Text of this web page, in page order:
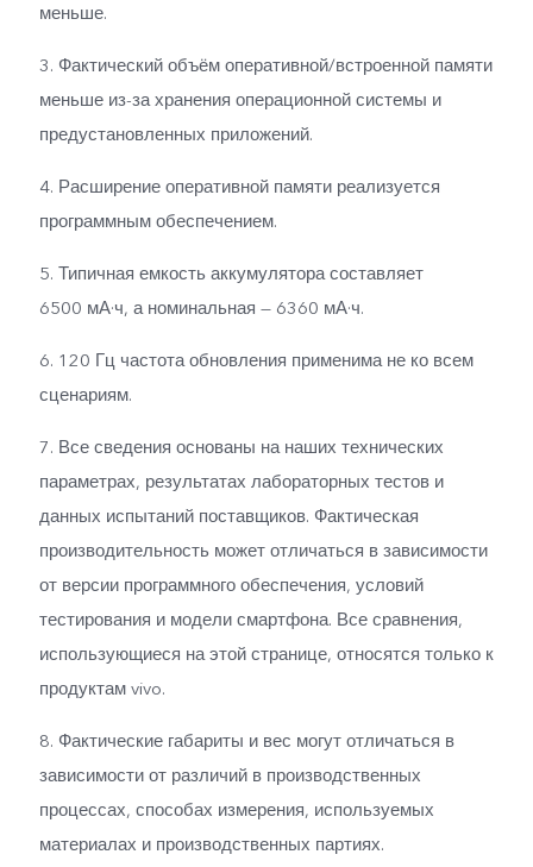
меньше.
3. Фактический объём оперативной/встроенной памяти
меньше из-за хранения операционной системы и
предустановленных приложений.
4. Расширение оперативной памяти реализуется
программным обеспечением.
5. Типичная емкость аккумулятора составляет
6500 мА·ч, а номинальная — 6360 мА·ч.
6. 120 Гц частота обновления применима не ко всем
сценариям.
7. Все сведения основаны на наших технических
параметрах, результатах лабораторных тестов и
данных испытаний поставщиков. Фактическая
производительность может отличаться в зависимости
от версии программного обеспечения, условий
тестирования и модели смартфона. Все сравнения,
использующиеся на этой странице, относятся только к
продуктам vivo.
8. Фактические габариты и вес могут отличаться в
зависимости от различий в производственных
процессах, способах измерения, используемых
материалах и производственных партиях.